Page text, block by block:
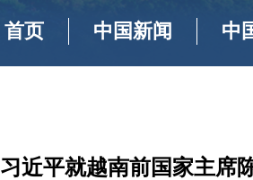
首页 中国新闻 中
习近平就越南前国家主席